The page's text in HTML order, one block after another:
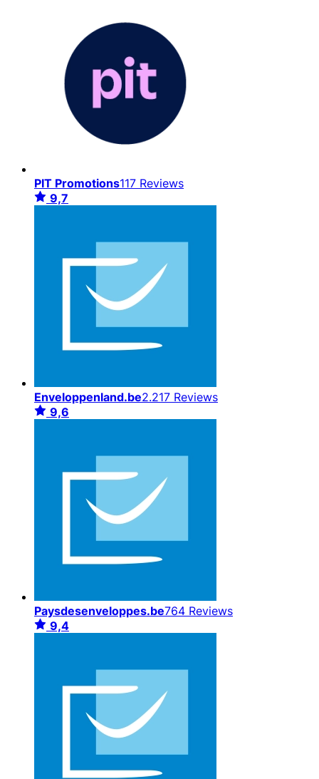
PIT Promotions117 Reviews
9,7
Enveloppenland.be2.217 Reviews
9,6
Paysdesenveloppes.be764 Reviews
9,4